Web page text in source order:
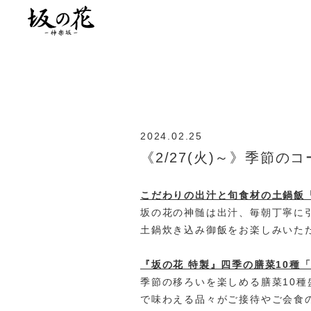
2024.02.25
《2/27(火)～》季節の
こだわりの出汁と旬食材の土鍋
坂の花の神髄は出汁、毎朝丁寧に
土鍋炊き込み御飯をお楽しみいた
『坂の花 特製』四季の膳菜10
季節の移ろいを楽しめる膳菜10
で味わえる品々がご接待やご会食